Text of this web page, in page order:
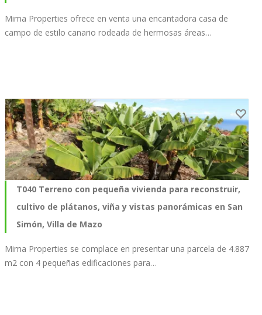
Mima Properties ofrece en venta una encantadora casa de
campo de estilo canario rodeada de hermosas áreas…
T040 Terreno con pequeña vivienda para reconstruir,
cultivo de plátanos, viña y vistas panorámicas en San
Simón, Villa de Mazo
Mima Properties se complace en presentar una parcela de 4.887
m2 con 4 pequeñas edificaciones para…